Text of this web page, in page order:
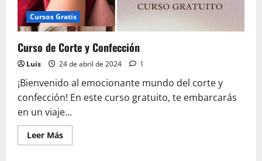
Cursos Gratis
Curso de Corte y Confección
Luis 24 de abril de 2024 1
¡Bienvenido al emocionante mundo del corte y
confección! En este curso gratuito, te embarcarás
en un viaje...
Leer MásLeer
más